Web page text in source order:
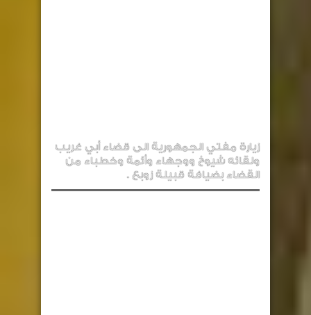
زيارة مفتي الجمهورية الى قضاء أبي غريب
ولقائه شيوخ ووجهاء وأئمة وخطباء من
القضاء بضيافة قبيلة زوبع .